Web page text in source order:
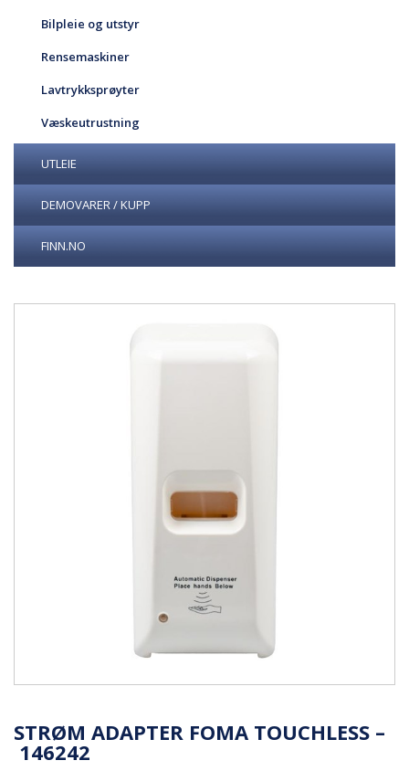
Bilpleie og utstyr
Rensemaskiner
Lavtrykksprøyter
Væskeutrustning
UTLEIE
DEMOVARER / KUPP
FINN.NO
STRØM ADAPTER FOMA TOUCHLESS –
146242